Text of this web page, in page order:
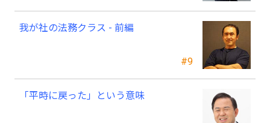
#9
我が社の法務クラス - 前編
「平時に戻った」という意味